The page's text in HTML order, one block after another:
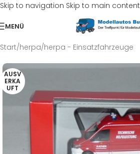
Skip to navigation Skip to main content
MENÜ
Start/herpa/herpa - Einsatzfahrzeuge
AUSV
ERKA
UFT